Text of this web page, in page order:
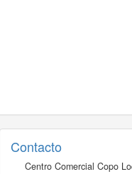
Contacto
Centro Comercial Copo